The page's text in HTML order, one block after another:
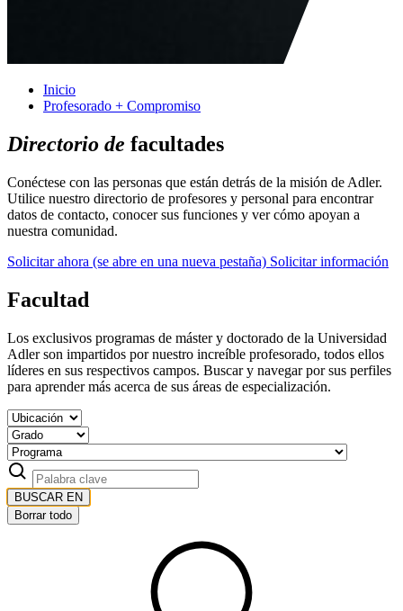
Inicio
Profesorado + Compromiso
Directorio de facultades
Conéctese con las personas que están detrás de la misión de Adler.
Utilice nuestro directorio de profesores y personal para encontrar
datos de contacto, conocer sus funciones y ver cómo apoyan a
nuestra comunidad.
Solicitar ahora (se abre en una nueva pestaña) Solicitar información
Facultad
Los exclusivos programas de máster y doctorado de la Universidad
Adler son impartidos por nuestro increíble profesorado, todos ellos
líderes en sus respectivos campos. Buscar y navegar por sus perfiles
para aprender más acerca de sus áreas de especialización.
BUSCAR EN
Borrar todo